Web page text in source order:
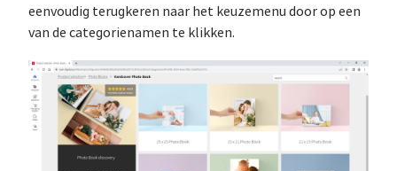
eenvoudig terugkeren naar het keuzemenu door op een
van de categorienamen te klikken.